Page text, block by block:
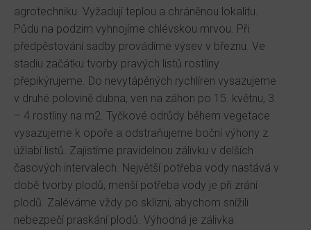
agrotechniku. Vyžadují teplou a chráněnou lokalitu.
Půdu na podzim vyhnojíme chlévskou mrvou. Při
předpěstování sadby provádíme výsev v březnu. Ve
stadiu začátku tvorby pravých listů rostliny
přepikýrujeme. Do nevytápěných rychlíren vysazujeme
v druhé polovině dubna, ven na záhon po 15. květnu, 3
– 4 rostliny na m2. Tyčkové odrůdy během vegetace
vysazujeme k opoře a odstraňujeme boční výhony z
úžlabí listů. Zajistíme pravidelnou zálivku v delších
časových intervalech. Největší potřeba vody nastává v
době tvorby plodů, menší potřeba vody je při zrání
plodů. Zaléváme vždy po sklizni, abychom snížili
nebezpečí praskání plodů. Výhodná je zálivka